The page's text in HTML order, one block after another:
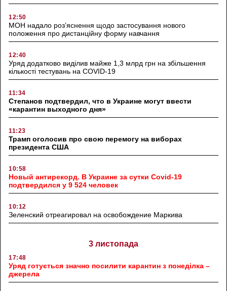
12:50
МОН надало роз’яснення щодо застосування нового
положення про дистанційну форму навчання
12:40
Уряд додатково виділив майже 1,3 млрд грн на збільшення
кількості тестувань на COVID-19
11:34
Степанов подтвердил, что в Украине могут ввести
«карантин выходного дня»
11:23
Трамп оголосив про свою перемогу на виборах
президента США
10:58
Новый антирекорд. В Украине за сутки Covid-19
подтвердился у 9 524 человек
10:12
Зеленский отреагировал на освобождение Маркива
3 листопада
17:48
Уряд готується значно посилити карантин з понеділка –
джерела